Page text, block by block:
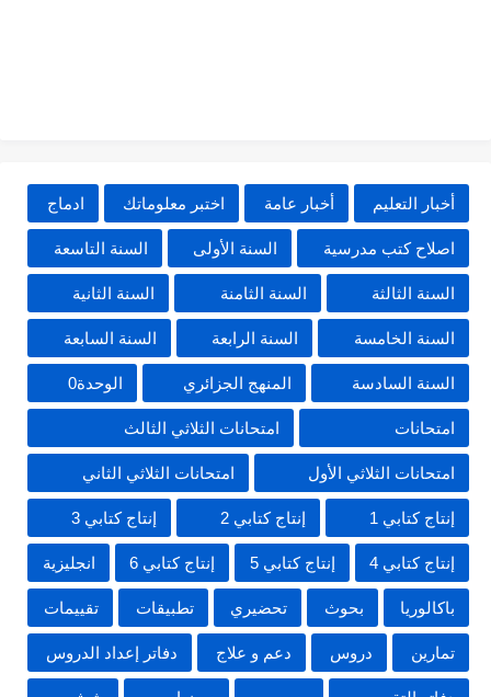
أخبار التعليم أخبار عامة اختبر معلوماتك ادماج
اصلاح كتب مدرسية السنة الأولى السنة التاسعة
السنة الثالثة السنة الثامنة السنة الثانية
السنة الخامسة السنة الرابعة السنة السابعة
السنة السادسة المنهج الجزائري الوحدة0
امتحانات امتحانات الثلاثي الثالث
امتحانات الثلاثي الأول امتحانات الثلاثي الثاني
إنتاج كتابي 1 إنتاج كتابي 2 إنتاج كتابي 3
إنتاج كتابي 4 إنتاج كتابي 5 إنتاج كتابي 6 انجليزية
باكالوريا بحوث تحضيري تطبيقات تقييمات
تمارين دروس دعم و علاج دفاتر إعداد الدروس